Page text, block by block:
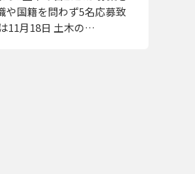
や国籍を問わず5名応募致
11月18日 土木の…